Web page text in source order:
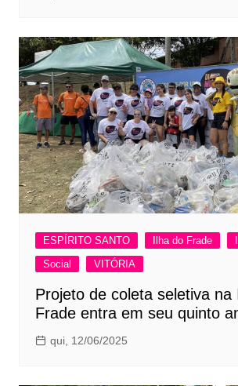
ESPÍRITO SANTO Ilha do Frade
Social
VITÓRIA
Projeto de coleta seletiva na
Frade entra em seu quinto
qui, 12/06/2025